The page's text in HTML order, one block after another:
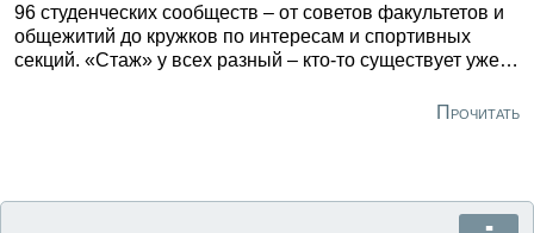
96 студенческих сообществ – от советов факультетов и
общежитий до кружков по интересам и спортивных
секций. «Стаж» у всех разный – кто-то существует уже
назад. Но цель у всех одна – заинтересовать студентов,
Прочитать